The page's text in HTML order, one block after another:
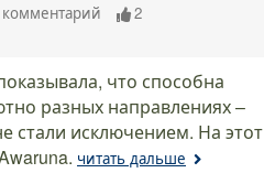
комментарий 2
что способна
разных направлениях –
стали исключением. На этот
читать дальше